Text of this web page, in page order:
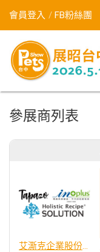
會員登入 FB粉絲團
參展商列表
艾澌克企業股份有限公司